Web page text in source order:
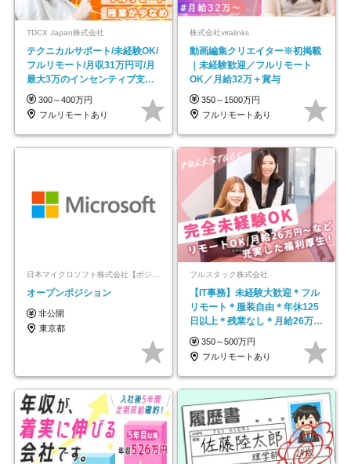
TDCX Japan株式会社
テクニカルサポート/未経験OK/
フルリモート/月収31万円可/月
最大3万のインセンティブ支給/
平均年齢33歳
300～400万円
フルリモートあり
株式会社viralinks
動画編集クリエイター※初掲載
｜未経験歓迎／フルリモート
OK／月給32万＋賞与
350～1500万円
フルリモートあり
日本マイクロソフト株式会社【ポジションマッチ登録】
オープンポジション
非公開
東京都
フルスタック株式会社
【IT事務】未経験大歓迎＊フル
リモート＊服装自由＊年休125
日以上＊残業なし＊月給26万円
以上
350～500万円
フルリモートあり